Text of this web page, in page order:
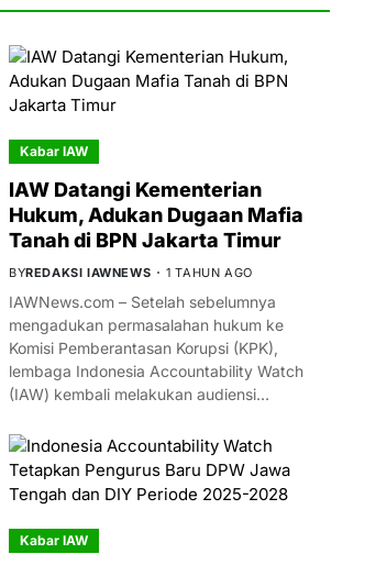
Kabar IAW
IAW Datangi Kementerian
Hukum, Adukan Dugaan Mafia
Tanah di BPN Jakarta Timur
BYREDAKSI IAWNEWS 1 TAHUN AGO
IAWNews.com – Setelah sebelumnya
mengadukan permasalahan hukum ke
Komisi Pemberantasan Korupsi (KPK),
lembaga Indonesia Accountability Watch
(IAW) kembali melakukan audiensi…
Kabar IAW